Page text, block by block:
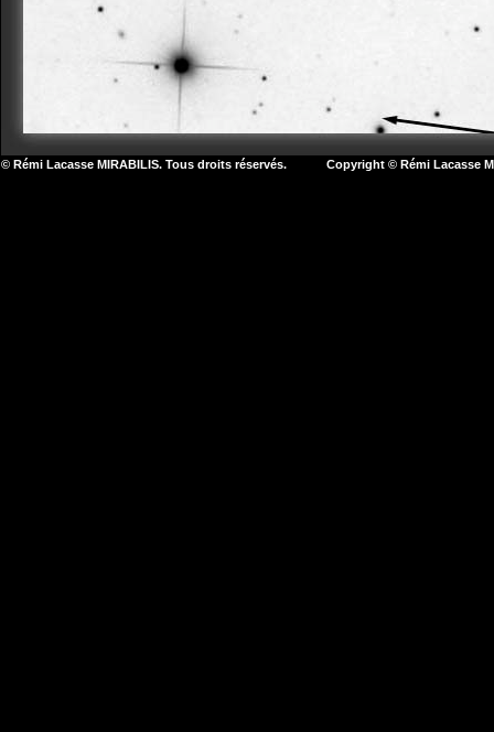
© Rémi Lacasse MIRABILIS. Tous droits réservés. Copyright © Rémi Lacasse